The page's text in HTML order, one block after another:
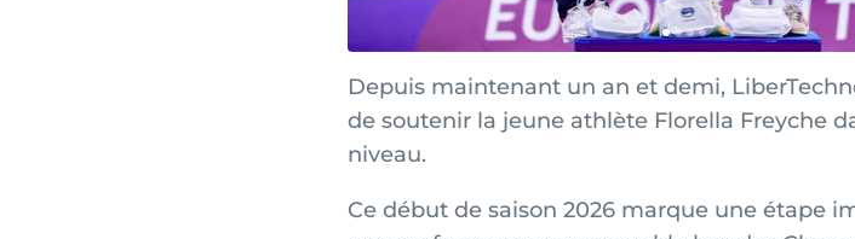
Depuis maintenant un an et demi,
de soutenir la jeune athlète Florella Freyche
niveau.
Ce début de saison 2026 marque une étape